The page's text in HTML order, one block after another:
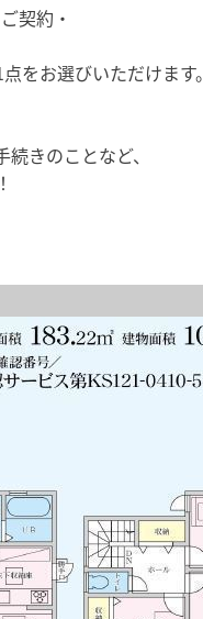
契約・
をお選びいただけます。
きのことなど、